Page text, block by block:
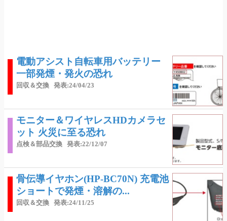
電動アシスト自転車用バッテリー
一部発煙・発火の恐れ
回収＆交換 発表:24/04/23
モニター＆ワイヤレスHDカメラセ
ット 火災に至る恐れ
点検＆部品交換 発表:22/12/07
骨伝導イヤホン(HP-BC70N) 充電池
ショートで発煙・溶解の...
回収＆交換 発表:24/11/25